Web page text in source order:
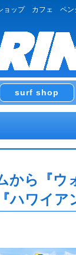
ョップ カフェ ペン
surf shop
から『
ハワイア